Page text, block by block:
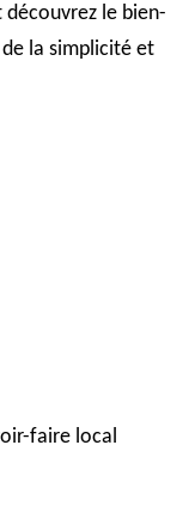
découvrez le bien-
la simplicité et
faire local